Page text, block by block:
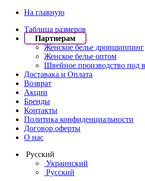
На главную
Таблица размеров
Партнерам
Женское белье дропшиппинг
Женское белье оптом
Швейное производство под
Доставака и Оплата
Возврат
Акции
Бренды
Контакты
Политика конфиденциальности
Договор оферты
О нас
Русский
Украинский
Русский